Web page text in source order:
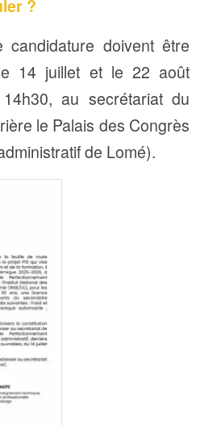
?
candidature doivent être
14 juillet et le 22 août
au secrétariat du
le Palais des Congrès
de Lomé).